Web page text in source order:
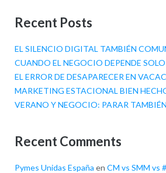
Recent Posts
EL SILENCIO DIGITAL TAMBIÉN
CUANDO EL NEGOCIO DEPENDE
EL ERROR DE DESAPARECER EN
MARKETING ESTACIONAL BIEN
VERANO Y NEGOCIO: PARAR
Recent Comments
Pymes Unidas España en CM vs SMM vs